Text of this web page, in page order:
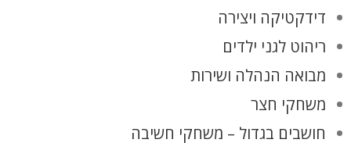
דידקטיקה ויצירה
ריהוט לגני ילדים
מבואה הנהלה ושירות
משחקי חצר
חושבים בגדול – משחקי חשיבה